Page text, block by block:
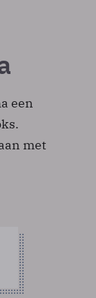
een
met